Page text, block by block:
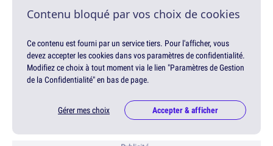
Contenu bloqué par vos choix de cookies
Ce contenu est fourni par un service tiers. Pour l'afficher, vous
devez accepter les cookies dans vos paramètres de confidentialité.
Modifiez ce choix à tout moment via le lien "Paramètres de Gestion
de la Confidentialité" en bas de page.
Gérer mes choix Accepter & afficher